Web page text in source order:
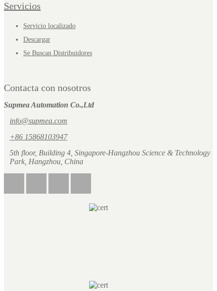
Servicios
Servicio localizado
Descargar
Se Buscan Distribuidores
Contacta con nosotros
Supmea Automation Co.,Ltd
info@supmea.com
+86 15868103947
5th floor, Building 4, Singapore-Hangzhou Science & Technology
Park, Hangzhou, China